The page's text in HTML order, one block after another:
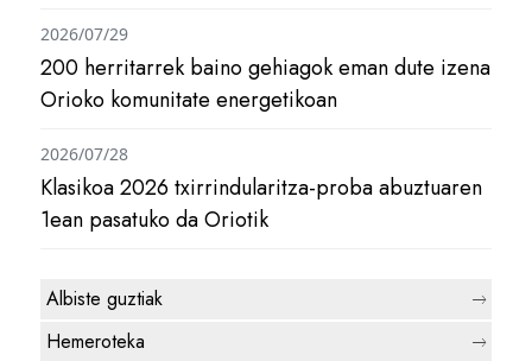
200 herritarrek baino gehiagok eman dute izena
Orioko komunitate energetikoan
2026/07/29
Klasikoa 2026 txirrindularitza-proba abuztuaren
1ean pasatuko da Oriotik
2026/07/28
Albiste guztiak
Hemeroteka